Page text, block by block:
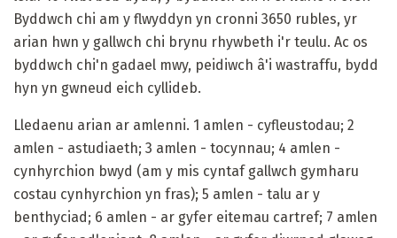
Byddwch chi am y flwyddyn yn cronni 3650 rubles, yr
arian hwn y gallwch chi brynu rhywbeth i'r teulu. Ac os
byddwch chi'n gadael mwy, peidiwch â'i wastraffu, bydd
hyn yn gwneud eich cyllideb.
Lledaenu arian ar amlenni. 1 amlen - cyfleustodau; 2
amlen - astudiaeth; 3 amlen - tocynnau; 4 amlen -
cynhyrchion bwyd (am y mis cyntaf gallwch gymharu
costau cynhyrchion yn fras); 5 amlen - talu ar y
benthyciad; 6 amlen - ar gyfer eitemau cartref; 7 amlen